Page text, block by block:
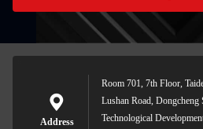
Address
Room 701, 7th Floor,
Lushan Road, Dongcheng
Technological